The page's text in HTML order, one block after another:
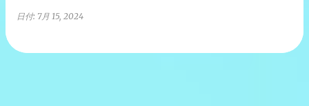
日付: 7月 15, 2024